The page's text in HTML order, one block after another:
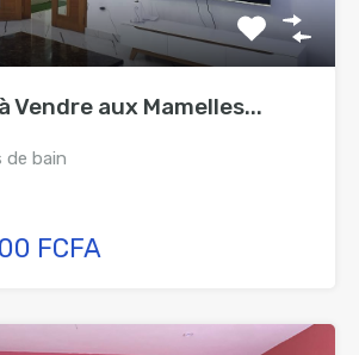
Vendre aux Mamelles...
de bain
FCFA